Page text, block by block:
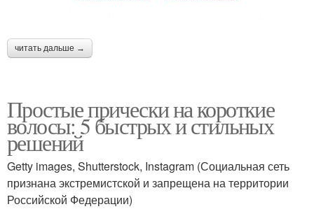
читать дальше →
Простые прически на короткие
волосы: 5 быстрых и стильных
решений
Getty images, Shutterstock, Instagram (Социальная сеть
признана экстремистской и запрещена на территории
Российской Федерации)